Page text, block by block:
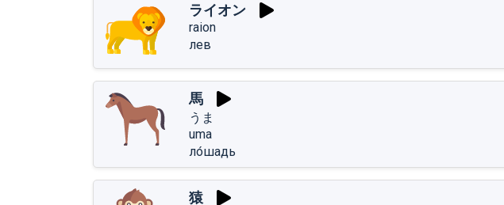
ライオン
raion
лев
馬
うま
uma
ло́шадь
猿